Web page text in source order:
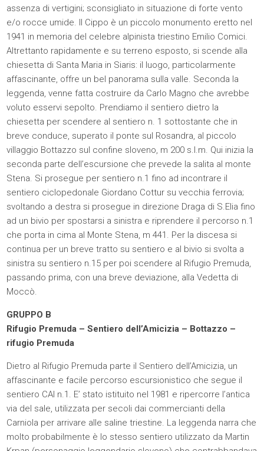
assenza di vertigini; sconsigliato in situazione di forte vento
e/o rocce umide. Il Cippo è un piccolo monumento eretto nel
1941 in memoria del celebre alpinista triestino Emilio Comici.
Altrettanto rapidamente e su terreno esposto, si scende alla
chiesetta di Santa Maria in Siaris: il luogo, particolarmente
affascinante, offre un bel panorama sulla valle. Seconda la
leggenda, venne fatta costruire da Carlo Magno che avrebbe
voluto esservi sepolto. Prendiamo il sentiero dietro la
chiesetta per scendere al sentiero n. 1 sottostante che in
breve conduce, superato il ponte sul Rosandra, al piccolo
villaggio Bottazzo sul confine sloveno, m 200 s.l.m. Qui inizia la
seconda parte dell’escursione che prevede la salita al monte
Stena. Si prosegue per sentiero n.1 fino ad incontrare il
sentiero ciclopedonale Giordano Cottur su vecchia ferrovia;
svoltando a destra si prosegue in direzione Draga di S.Elia fino
ad un bivio per spostarsi a sinistra e riprendere il percorso n.1
che porta in cima al Monte Stena, m 441. Per la discesa si
continua per un breve tratto su sentiero e al bivio si svolta a
sinistra su sentiero n.15 per poi scendere al Rifugio Premuda,
passando prima, con una breve deviazione, alla Vedetta di
Moccò.
GRUPPO B
Rifugio Premuda – Sentiero dell’Amicizia – Bottazzo –
rifugio Premuda
Dietro al Rifugio Premuda parte il Sentiero dell’Amicizia, un
affascinante e facile percorso escursionistico che segue il
sentiero CAI n.1. E’ stato istituito nel 1981 e ripercorre l’antica
via del sale, utilizzata per secoli dai commercianti della
Carniola per arrivare alle saline triestine. La leggenda narra che
molto probabilmente è lo stesso sentiero utilizzato da Martin